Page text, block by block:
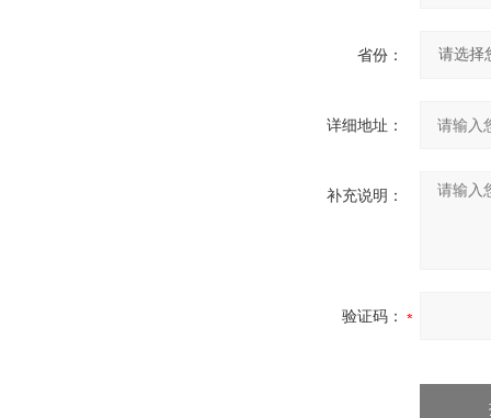
省份：
详细地址：
补充说明：
验证码：